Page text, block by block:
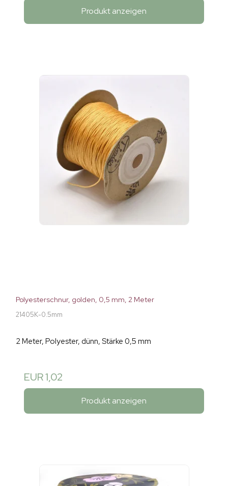
Produkt anzeigen
Polyesterschnur, golden, 0,5 mm, 2 Meter
21405K-0.5mm
2 Meter, Polyester, dünn, Stärke 0,5 mm
EUR 1,02
Produkt anzeigen